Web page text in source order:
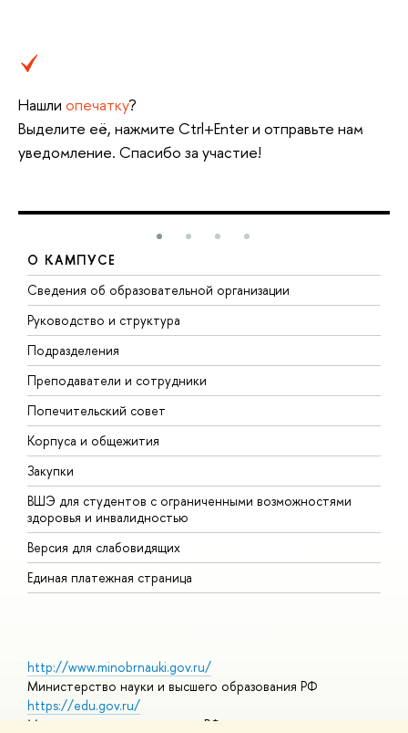
Нашли опечатку?
Выделите её, нажмите Ctrl+Enter и отправьте нам
уведомление. Спасибо за участие!
О КАМПУСЕ
Сведения об образовательной организации
Руководство и структура
Подразделения
Преподаватели и сотрудники
Попечительский совет
Корпуса и общежития
Закупки
ВШЭ для студентов с ограниченными возможностями
здоровья и инвалидностью
Версия для слабовидящих
Единая платежная страница
http://www.minobrnauki.gov.ru/
Министерство науки и высшего образования РФ
https://edu.gov.ru/
Министерство просвещения РФ